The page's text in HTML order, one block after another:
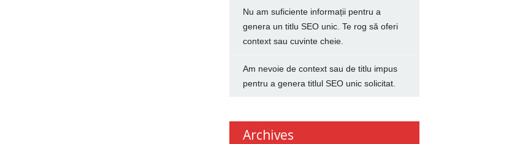
Nu am suficiente informații pentru a
genera un titlu SEO unic. Te rog să oferi
context sau cuvinte cheie.
Am nevoie de context sau de titlu impus
pentru a genera titlul SEO unic solicitat.
Archives